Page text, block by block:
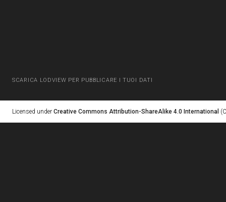
SCARICA LODVIEW PER PUBBLICARE I TUOI DATI
Licensed under Creative Commons Attribution-ShareAlike 4.0 International